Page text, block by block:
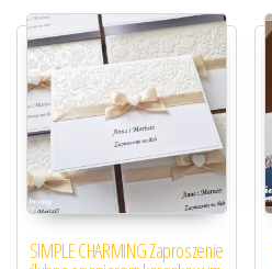
SIMPLE CHARMING Zaproszenie